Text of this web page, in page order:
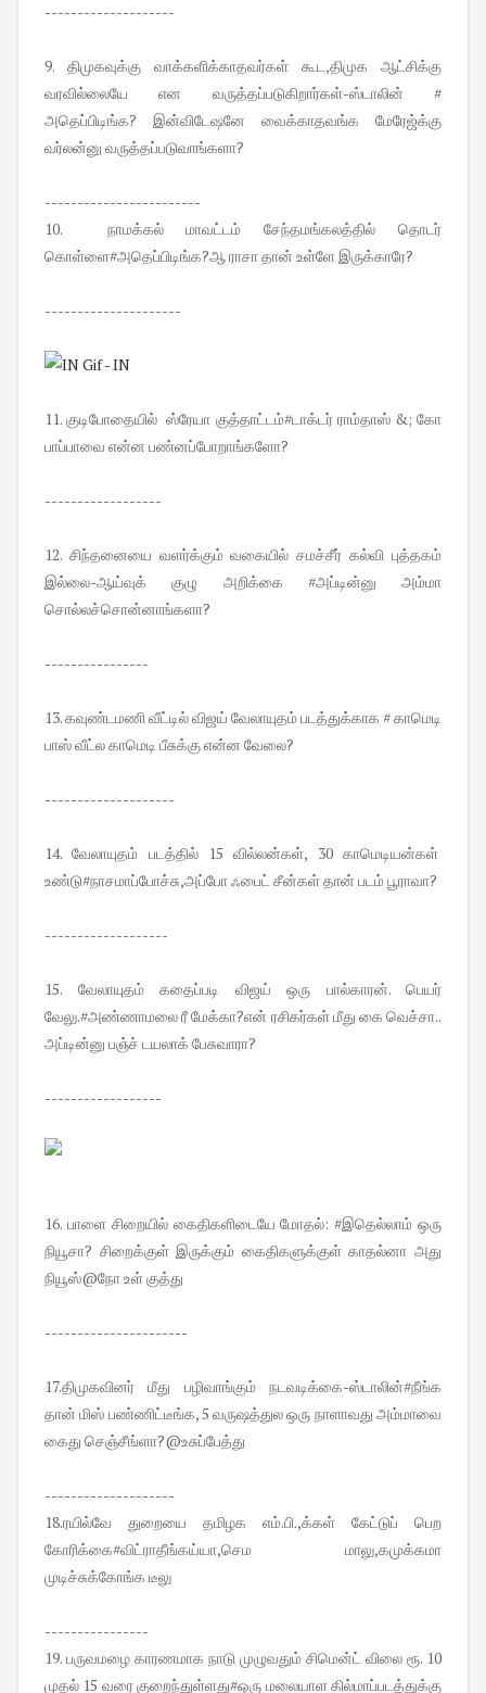
--------------------
9. திமுகவுக்கு வாக்களிக்காதவர்கள் கூட,திமுக ஆட்சிக்கு
வரவில்லையே என வருத்தப்படுகிறார்கள்-ஸ்டாலின் #
அதெப்பிடிங்க? இன்விடேஷனே வைக்காதவங்க மேரேஜ்க்கு
வர்லன்னு வருத்தப்படுவாங்களா?
------------------------
10. நாமக்கல் மாவட்டம் சேந்தமங்கலத்தில் தொடர்
கொள்ளை#அதெப்பிடிங்க?ஆ ராசா தான் உள்ளே இருக்காரே?
---------------------
11. குடிபோதையில் ஸ்ரேயா குத்தாட்டம்#டாக்டர் ராம்தாஸ் &; கோ
பாப்பாவை என்ன பண்னப்போறாங்களோ?
------------------
12. சிந்தனையை வளர்க்கும் வகையில் சமச்சீர் கல்வி புத்தகம்
இல்லை-ஆய்வுக் குழு அறிக்கை #அப்டின்னு அம்மா
சொல்லச்சொன்னாங்களா?
----------------
13. கவுண்டமணி வீட்டில் விஜய் வேலாயுதம் படத்துக்காக # காமெடி
பாஸ் வீட்ல காமெடி பீசுக்கு என்ன வேலை?
--------------------
14. வேலாயுதம் படத்தில் 15 வில்லன்கள், 30 காமெடியன்கள்
உண்டு#நாசமாப்போச்சு,அப்போ ஃபைட் சீன்கள் தான் படம் பூராவா?
-------------------
15. வேலாயுதம் கதைப்படி விஜய் ஒரு பால்காரன். பெயர்
வேலு.#அண்ணாமலை ரீ மேக்கா?என் ரசிகர்கள் மீது கை வெச்சா..
அப்டின்னு பஞ்ச் டயலாக் பேசுவாரா?
------------------
16. பாளை சிறையில் கைதிகளிடையே மோதல்: #இதெல்லாம் ஒரு
நியூசா? சிறைக்குள் இருக்கும் கைதிகளுக்குள் காதல்னா அது
நியூஸ்@நோ உள் குத்து
----------------------
17.திமுகவினர் மீது பழிவாங்கும் நடவடிக்கை-ஸ்டாலின்#நீங்க
தான் மிஸ் பண்ணிட்டீங்க, 5 வருஷத்துல ஒரு நாளாவது அம்மாவை
கைது செஞ்சீங்ளா?@உசுப்பேத்து
--------------------
18.ரயில்வே துறையை தமிழக எம்.பி.,க்கள் கேட்டுப் பெற
கோரிக்கை#விட்ராதீங்கய்யா,செம மாலு,கமுக்கமா
முடிச்சுக்கோங்க டீலு
----------------
19. பருவமழை காரணமாக நாடு முழுவதும் சிமென்ட் விலை ரூ. 10
முதல் 15 வரை குறைந்துள்ளது#ஒரு மலையாள கில்மாப்படத்துக்கு